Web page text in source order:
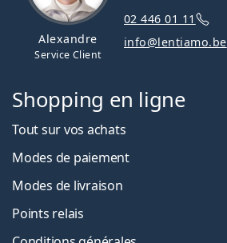
Alexandre
Service Client
02 446 01 11
info@lentiamo.be
Shopping en ligne
Tout sur vos achats
Modes de paiement
Modes de livraison
Points relais